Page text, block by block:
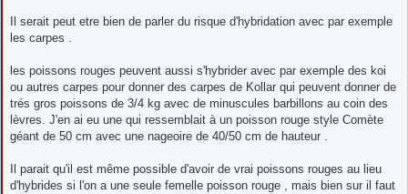
Il serait peut etre bien de parler du risque d'hybridation avec par exemple
les carpes .
les poissons rouges peuvent aussi s'hybrider avec par exemple des koi
ou autres carpes pour donner des carpes de Kollar qui peuvent donner de
trés gros poissons de 3/4 kg avec de minuscules barbillons au coin des
lèvres. J'en ai eu une qui ressemblait à un poisson rouge style Comète
géant de 50 cm avec une nageoire de 40/50 cm de hauteur .
Il parait qu'il est même possible d'avoir de vrai poissons rouges au lieu
d'hybrides si l'on a une seule femelle poisson rouge , mais bien sur il faut